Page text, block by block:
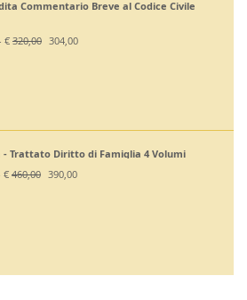
Commentario Breve al Codice Civile
€ 320,00 304,00
Trattato Diritto di Famiglia 4 Volumi
€460,00 390,00